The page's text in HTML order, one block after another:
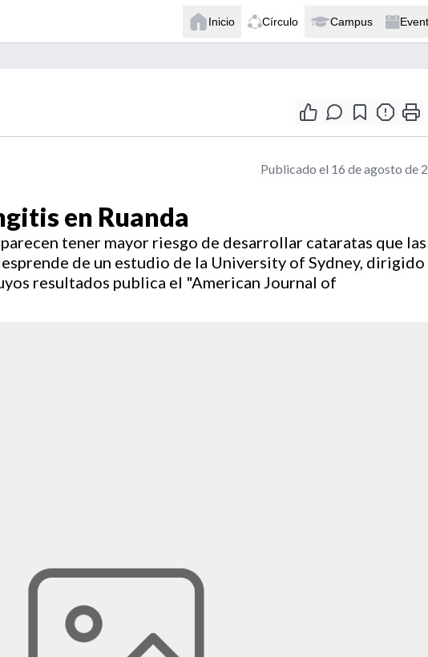
Inicio Círculo Campus
Publicado el 16 de agosto de
en Ruanda
tener mayor riesgo de desarrollar cataratas que las
de un estudio de la University of Sydney, dirigido
resultados publica el "American Journal of